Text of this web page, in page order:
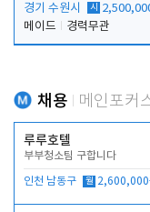
경기 수원시 시
메이드
경력무관
채용 메인포커
루루호텔
부부청소팀 구합니다
인천 남동구 월 2,600,000